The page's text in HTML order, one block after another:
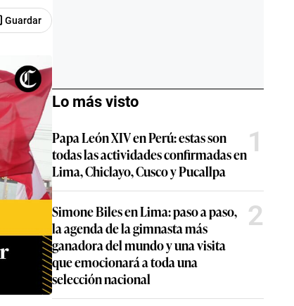
Guardar
Lo más visto
Papa León XIV en Perú: estas son
todas las actividades confirmadas en
Lima, Chiclayo, Cusco y Pucallpa
1
Simone Biles en Lima: paso a paso,
la agenda de la gimnasta más
ganadora del mundo y una visita
que emocionará a toda una
selección nacional
2